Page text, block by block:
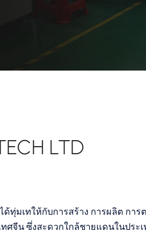
LTD
ได้ทุ่มเทให้กับการสร้าง การผลิต
ศจีน ซึ่งสะดวกใกล้ชายแดนในปร